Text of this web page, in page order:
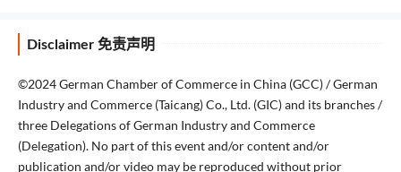
Disclaimer 免责声明
©2024 German Chamber of Commerce in China (GCC) / German
Industry and Commerce (Taicang) Co., Ltd. (GIC) and its branches /
three Delegations of German Industry and Commerce
(Delegation). No part of this event and/or content and/or
publication and/or video may be reproduced without prior